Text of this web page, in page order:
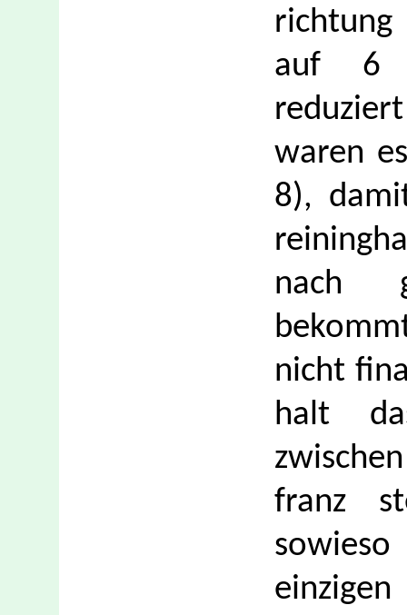
auf 6
waren
8),
nach
nicht
halt
franz
sowieso